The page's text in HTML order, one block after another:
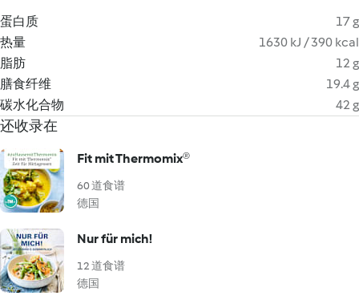
蛋白质
17 g
热量
1630 kJ / 390 kcal
脂肪
12 g
膳食纤维
19.4 g
碳水化合物
42 g
还收录在
Fit mit Thermomix®
60 道食谱
德国
Nur für mich!
12 道食谱
德国